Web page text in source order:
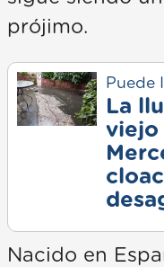
prójimo.
Puede
La
viejo
Nacido en